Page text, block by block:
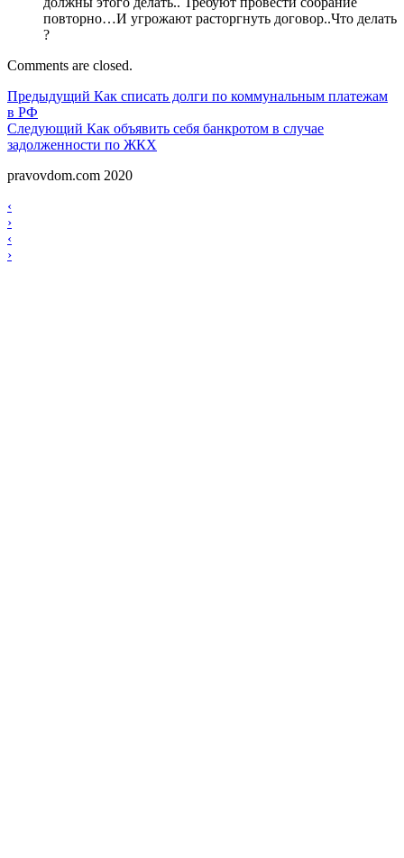
повторно…И угрожают расторгнуть договор..Что делать
?
Comments are closed.
Навигация
по
записям
Предыдущий Предыдущий
Как списать долги по коммунальным платежам
в РФ
Следующий Следующий
Как объявить себя банкротом в случае
задолженности по ЖКХ
pravovdom.com 2020
Scroll
Up
Навигация
по
записям
‹
›
Навигация
по
‹
›